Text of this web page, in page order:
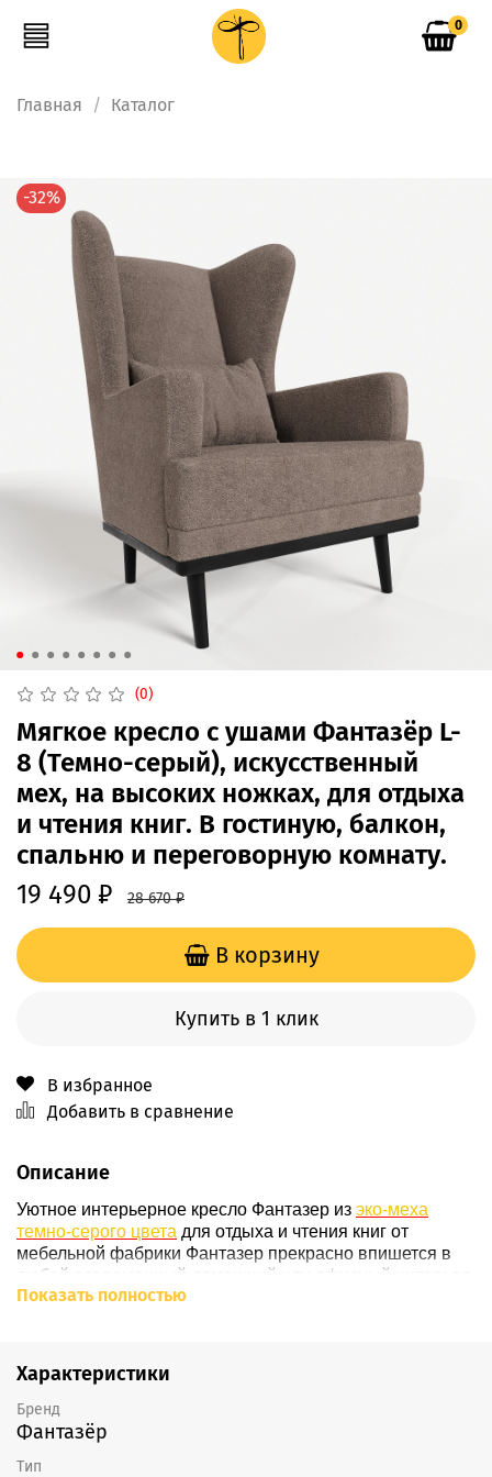
0
Главная Каталог
-32%
(0)
Мягкое кресло с ушами Фантазёр L-
8 (Темно-серый), искусственный
мех, на высоких ножках, для отдыха
и чтения книг. В гостиную, балкон,
спальню и переговорную комнату.
19 490 ₽
28 670 ₽
В корзину
Купить в 1 клик
В избранное
Добавить в сравнение
Описание
Уютное интерьерное кресло Фантазер из эко-меха
темно-серого цвета для отдыха и чтения книг от
мебельной фабрики Фантазер прекрасно впишется в
любой современный домашний или офисный интерьер,
благодаря большому количеству
в
кожзамом(возможно изменение материала
основанию крепится
состоящий из высокой
циклом производства кресла Фантазер Вы можете
Показать полностью
Характеристики
Бренд
Фантазёр
Тип